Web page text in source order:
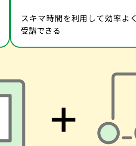
スキマ時間を利用して効率よく
受講できる